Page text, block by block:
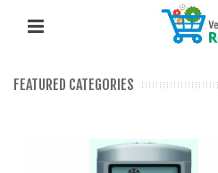
FEATURED CATEGORIES